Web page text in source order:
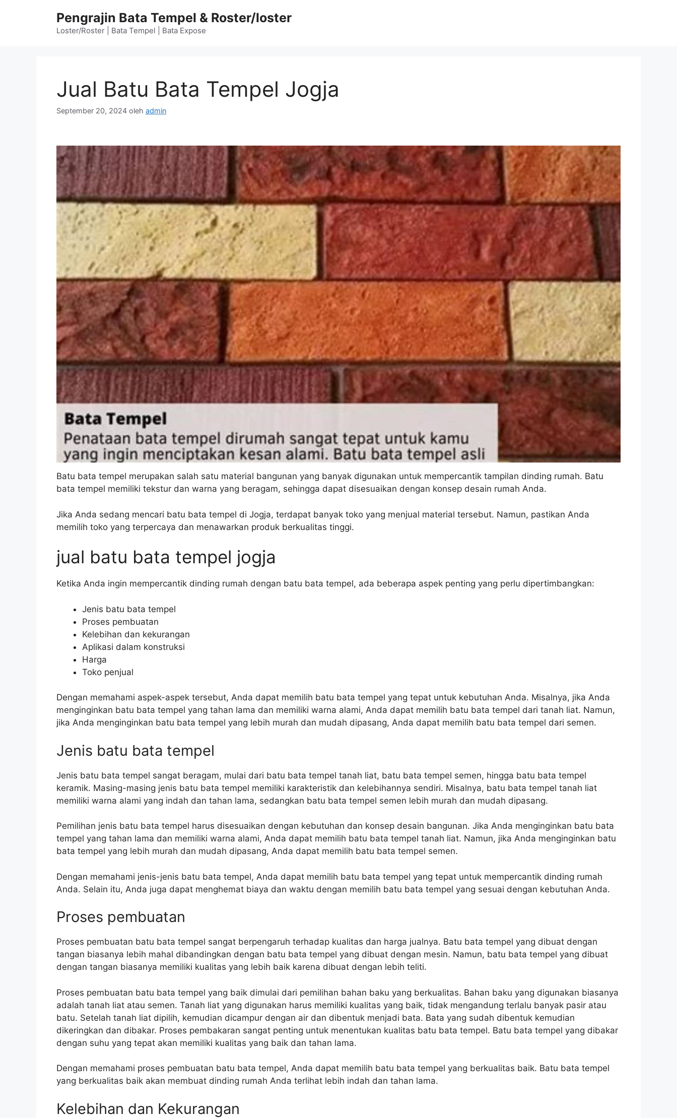
Pengrajin Bata Tempel & Roster/loster
Loster/Roster | Bata Tempel | Bata Expose
Jual Batu Bata Tempel Jogja
September 20, 2024 oleh admin
Batu bata tempel merupakan salah satu material bangunan yang banyak digunakan untuk mempercantik tampilan dinding rumah. Batu
bata tempel memiliki tekstur dan warna yang beragam, sehingga dapat disesuaikan dengan konsep desain rumah Anda.
Jika Anda sedang mencari batu bata tempel di Jogja, terdapat banyak toko yang menjual material tersebut. Namun, pastikan Anda
memilih toko yang terpercaya dan menawarkan produk berkualitas tinggi.
jual batu bata tempel jogja
Ketika Anda ingin mempercantik dinding rumah dengan batu bata tempel, ada beberapa aspek penting yang perlu dipertimbangkan:
Jenis batu bata tempel
Proses pembuatan
Kelebihan dan kekurangan
Aplikasi dalam konstruksi
Harga
Toko penjual
Dengan memahami aspek-aspek tersebut, Anda dapat memilih batu bata tempel yang tepat untuk kebutuhan Anda. Misalnya, jika Anda
menginginkan batu bata tempel yang tahan lama dan memiliki warna alami, Anda dapat memilih batu bata tempel dari tanah liat. Namun,
jika Anda menginginkan batu bata tempel yang lebih murah dan mudah dipasang, Anda dapat memilih batu bata tempel dari semen.
Jenis batu bata tempel
Jenis batu bata tempel sangat beragam, mulai dari batu bata tempel tanah liat, batu bata tempel semen, hingga batu bata tempel
keramik. Masing-masing jenis batu bata tempel memiliki karakteristik dan kelebihannya sendiri. Misalnya, batu bata tempel tanah liat
memiliki warna alami yang indah dan tahan lama, sedangkan batu bata tempel semen lebih murah dan mudah dipasang.
Pemilihan jenis batu bata tempel harus disesuaikan dengan kebutuhan dan konsep desain bangunan. Jika Anda menginginkan batu bata
tempel yang tahan lama dan memiliki warna alami, Anda dapat memilih batu bata tempel tanah liat. Namun, jika Anda menginginkan batu
bata tempel yang lebih murah dan mudah dipasang, Anda dapat memilih batu bata tempel semen.
Dengan memahami jenis-jenis batu bata tempel, Anda dapat memilih batu bata tempel yang tepat untuk mempercantik dinding rumah
Anda. Selain itu, Anda juga dapat menghemat biaya dan waktu dengan memilih batu bata tempel yang sesuai dengan kebutuhan Anda.
Proses pembuatan
Proses pembuatan batu bata tempel sangat berpengaruh terhadap kualitas dan harga jualnya. Batu bata tempel yang dibuat dengan
tangan biasanya lebih mahal dibandingkan dengan batu bata tempel yang dibuat dengan mesin. Namun, batu bata tempel yang dibuat
dengan tangan biasanya memiliki kualitas yang lebih baik karena dibuat dengan lebih teliti.
Proses pembuatan batu bata tempel yang baik dimulai dari pemilihan bahan baku yang berkualitas. Bahan baku yang digunakan biasanya
adalah tanah liat atau semen. Tanah liat yang digunakan harus memiliki kualitas yang baik, tidak mengandung terlalu banyak pasir atau
batu. Setelah tanah liat dipilih, kemudian dicampur dengan air dan dibentuk menjadi bata. Bata yang sudah dibentuk kemudian
dikeringkan dan dibakar. Proses pembakaran sangat penting untuk menentukan kualitas batu bata tempel. Batu bata tempel yang dibakar
dengan suhu yang tepat akan memiliki kualitas yang baik dan tahan lama.
Dengan memahami proses pembuatan batu bata tempel, Anda dapat memilih batu bata tempel yang berkualitas baik. Batu bata tempel
yang berkualitas baik akan membuat dinding rumah Anda terlihat lebih indah dan tahan lama.
Kelebihan dan Kekurangan